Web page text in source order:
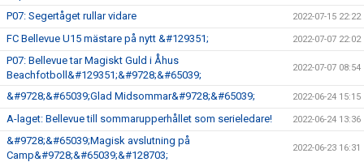
P07: Segertåget rullar vidare
2022-07-15 22:22
FC Bellevue U15 mästare på nytt &#129351; 2022-07-07 22:02
P07: Bellevue tar Magiskt Guld i Åhus
Beachfotboll&#129351;&#9728;&#65039;
2022-07-07 08:54
&#9728;&#65039;Glad Midsommar&#9728;&#65039; 2022-06-24 15:15
A-laget: Bellevue till sommarupperhållet som serieledare! 2022-06-24 13:36
&#9728;&#65039;Magisk avslutning på
Camp&#9728;&#65039;&#128703;
2022-06-23 16:31